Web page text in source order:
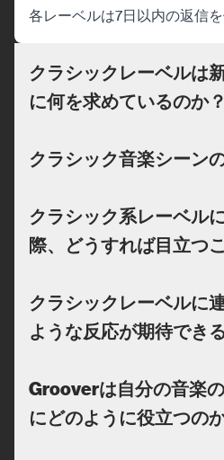
各レーベルは7日以内の返信を
クラシックレーベルは
に何を求めているのか？
クラシック音楽シーン
クラシック系レーベル
際、どうすれば目立つ
クラシックレーベルに
ような反応が期待でき
Grooverは自分の音楽
にどのように役立つの